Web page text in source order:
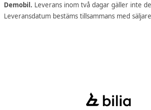
Demobil. Leverans inom två dagar gäller inte
Leveransdatum bestäms tillsammans med